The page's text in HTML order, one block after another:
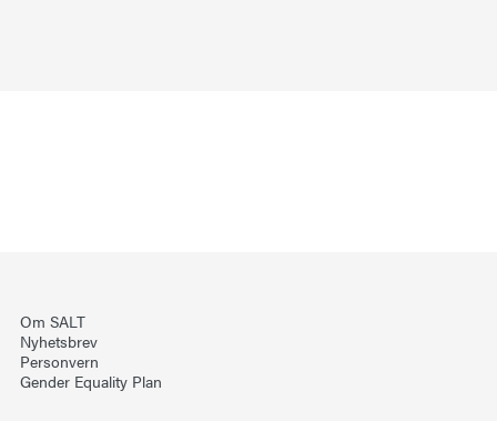
Om SALT
Nyhetsbrev
Personvern
Gender Equality Plan